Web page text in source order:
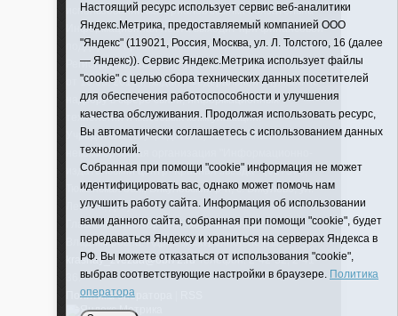
использовании материалов ссылка обязательна
Информационная лента выходит при финансовой
поддержке правительства Тюменской области
Регистрационный номер СМИ ЭЛ № ФС 77-66066
от 10.06. 2016 г. выдано Федеральной службой по
надзору в сфере связи, информационных
технологий и массовых коммуникаций.
Учредитель (соучредители) Автономная
некоммерческая организация "Информационно-
издательский центр "Красная звезда"" (627570,
Тюменская обл., Викуловский р-н, с. Викулово, ул.
Ленина, д. 5).
Главный редактор Антюхова Светлана
Владимировна. Адрес электронной почты:
krasnay_zvezda@obl72.ruТелефон: 2-42-32; 2-41-
36.
Политика оператора
Настоящий ресурс использует сервис веб-аналитики
Яндекс.Метрика, предоставляемый компанией ООО
"Яндекс" (119021, Россия, Москва, ул. Л. Толстого, 16 (далее
— Яндекс)). Сервис Яндекс.Метрика использует файлы
"cookie" с целью сбора технических данных посетителей
для обеспечения работоспособности и улучшения
качества обслуживания. Продолжая использовать ресурс,
Вы автоматически соглашаетесь с использованием данных
технологий.
Собранная при помощи "cookie" информация не может
идентифицировать вас, однако может помочь нам
улучшить работу сайта. Информация об использовании
вами данного сайта, собранная при помощи "cookie", будет
передаваться Яндексу и храниться на серверах Яндекса в
РФ. Вы можете отказаться от использования "cookie",
выбрав соответствующие настройки в браузере. Политика
оператора